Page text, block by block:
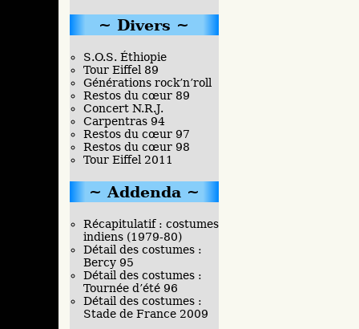
Divers
S.O.S. Éthiopie
Tour Eiffel 89
Générations rock’n’roll
Restos du cœur 89
Concert N.R.J.
Carpentras 94
Restos du cœur 97
Restos du cœur 98
Tour Eiffel 2011
Addenda
Récapitulatif : costumes
indiens (1979-80)
Détail des costumes :
Bercy 95
Détail des costumes :
Tournée d’été 96
Détail des costumes :
Stade de France 2009